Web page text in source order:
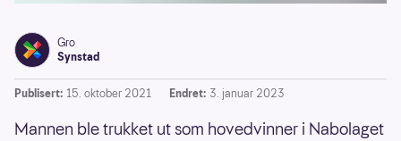
Gro
Synstad
Publisert: 15. oktober 2021 Endret: 3. januar 2023
Mannen ble trukket ut som hovedvinner i Nabolaget